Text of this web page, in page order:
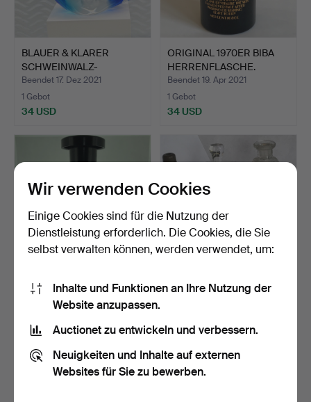
BLAUER & KLARER
SCHWEINWALZ-
VERZIERUNG.
Beendet 17. Dez 2021
1 Gebot
34 USD
ORIGINAL 1970ER BIBA
HERRENFLASCHE.
Beendet 19. Apr 2021
1 Gebot
34 USD
ORIGINAL BIBA
HERRENFLASCHE AUS
1 Gebot
SAMMLUNG VON
1 Gebot
Wir verwenden Cookies
Einige Cookies sind für die Nutzung der
Dienstleistung erforderlich. Die Cookies, die Sie
selbst verwalten können, werden verwendet, um:
Inhalte und Funktionen an Ihre Nutzung der
Website anzupassen.
Auctionet zu entwickeln und verbessern.
Neuigkeiten und Inhalte auf externen
Websites für Sie zu bewerben.